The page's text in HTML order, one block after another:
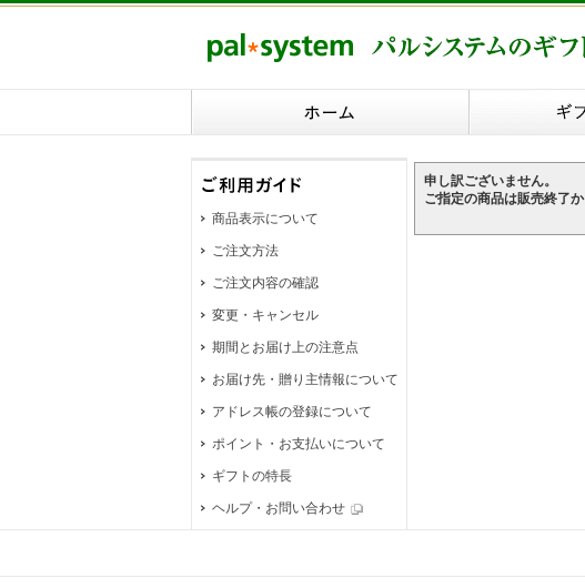
申し訳ございません。
ご指定の商品は販売終了
商品表示について
ご注文方法
ご注文内容の確認
変更・キャンセル
期間とお届け上の注意点
お届け先・贈り主情報について
アドレス帳の登録について
ポイント・お支払いについて
ギフトの特長
ヘルプ・お問い合わせ